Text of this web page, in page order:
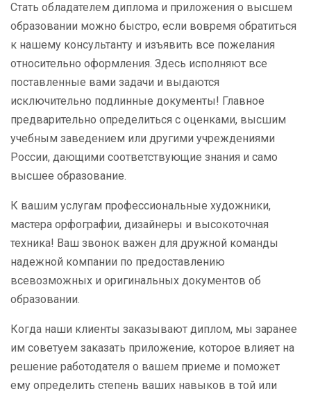
Стать обладателем диплома и приложения о высшем
образовании можно быстро, если вовремя обратиться
к нашему консультанту и изъявить все пожелания
относительно оформления. Здесь исполняют все
поставленные вами задачи и выдаются
исключительно подлинные документы! Главное
предварительно определиться с оценками, высшим
учебным заведением или другими учреждениями
России, дающими соответствующие знания и само
высшее образование.
К вашим услугам профессиональные художники,
мастера орфографии, дизайнеры и высокоточная
техника! Ваш звонок важен для дружной команды
надежной компании по предоставлению
всевозможных и оригинальных документов об
образовании.
Когда наши клиенты заказывают диплом, мы заранее
им советуем заказать приложение, которое влияет на
решение работодателя о вашем приеме и поможет
ему определить степень ваших навыков в той или